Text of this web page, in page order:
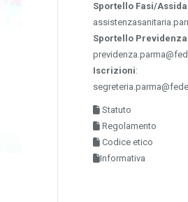
Sportello Fasi/
Sportello Previdenza
Iscrizioni:
Statuto
Regolamento
Codice etico
Informativa